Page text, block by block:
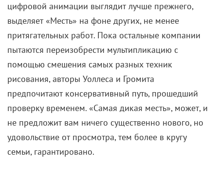
цифровой анимации выглядит лучше прежнего,
выделяет «Месть» на фоне других, не менее
притягательных работ. Пока остальные компании
пытаются переизобрести мультипликацию с
помощью смешения самых разных техник
рисования, авторы Уоллеса и Громита
предпочитают консервативный путь, прошедший
проверку временем. «Самая дикая месть», может, и
не предложит вам ничего существенно нового, но
удовольствие от просмотра, тем более в кругу
семьи, гарантировано.